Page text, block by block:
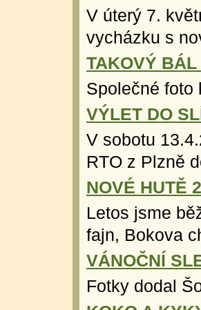
V úterý 7.
vycházku s
TAKOVÝ
Společné foto
VÝLET DO
V sobotu
RTO z Plzně
NOVÉ HUTĚ
Letos jsme
fajn, Bokova
VÁNOČNÍ
Fotky dodal